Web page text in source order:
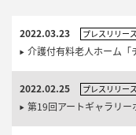
2022.03.23 プレスリリース
介護付有料老人ホーム「
2022.02.25 プレスリリース
第19回アートギャラリ